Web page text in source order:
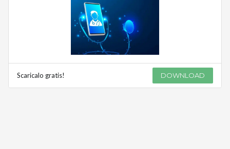
Scaricalo gratis! DOWNLOAD